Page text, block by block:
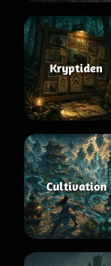
Kryptiden
Cultivation